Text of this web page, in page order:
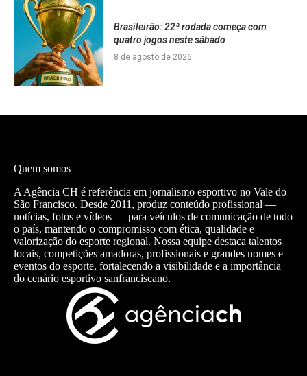
Brasileirão: 22ª rodada começa com
quatro jogos neste sábado
8 de agosto de 2026
Quem somos
A Agência CH é referência em jornalismo esportivo no Vale do
São Francisco. Desde 2011, produz conteúdo profissional —
notícias, fotos e vídeos — para veículos de comunicação de todo
o país, mantendo o compromisso com ética, qualidade e
valorização do esporte regional. Nossa equipe destaca talentos
locais, competições amadoras, profissionais e grandes nomes e
eventos do esporte, fortalecendo a visibilidade e a importância
do cenário esportivo sanfranciscano.